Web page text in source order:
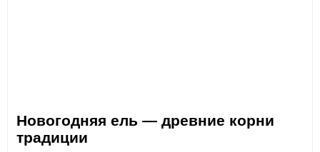
Новогодняя ель — древние корни
традиции